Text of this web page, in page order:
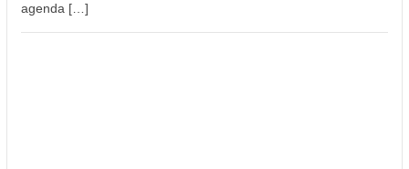
agenda […]